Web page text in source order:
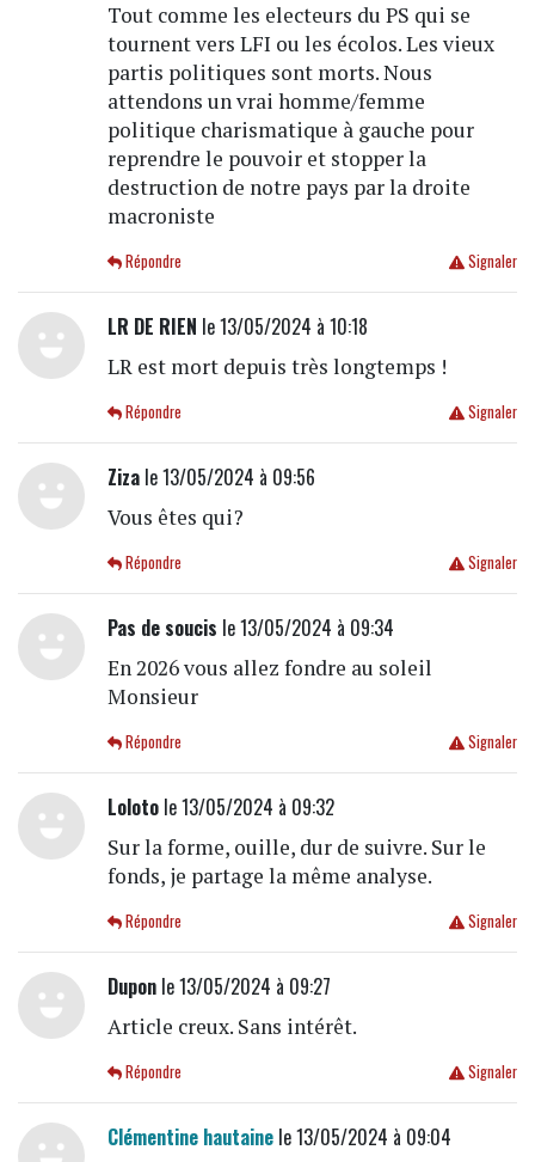
Tout comme les electeurs du PS qui se
tournent vers LFI ou les écolos. Les vieux
partis politiques sont morts. Nous
attendons un vrai homme/femme
politique charismatique à gauche pour
reprendre le pouvoir et stopper la
destruction de notre pays par la droite
macroniste
Signaler
Répondre
LR DE RIEN le 13/05/2024 à 10:18
LR est mort depuis très longtemps !
Signaler
Répondre
Zizale 13/05/2024 à 09:56
Vous êtes qui?
Signaler
Répondre
Pas de soucis le 13/05/2024 à 09:34
En 2026 vous allez fondre au soleil
Monsieur
Signaler
Répondre
Lolotole 13/05/2024 à 09:32
Sur la forme, ouille, dur de suivre. Sur le
fonds, je partage la même analyse.
Signaler
Répondre
Duponle 13/05/2024 à 09:27
Article creux. Sans intérêt.
Signaler
Répondre
Clémentine hautainele 13/05/2024 à 09:04